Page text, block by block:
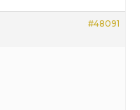
#48091